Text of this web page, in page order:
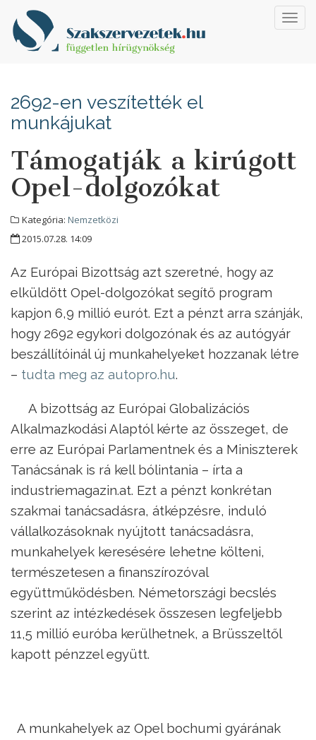
2692-en veszítették el
munkájukat
Támogatják a kirúgott
Opel-dolgozókat
Kategória: Nemzetközi
2015.07.28. 14:09
Az Európai Bizottság azt szeretné, hogy az
elküldött Opel-dolgozókat segítő program
kapjon 6,9 millió eurót. Ezt a pénzt arra szánják,
hogy 2692 egykori dolgozónak és az autógyár
beszállítóinál új munkahelyeket hozzanak létre
– tudta meg az autopro.hu.
A bizottság az Európai Globalizációs
Alkalmazkodási Alaptól kérte az összeget, de
erre az Európai Parlamentnek és a Miniszterek
Tanácsának is rá kell bólintania – írta a
industriemagazin.at. Ezt a pénzt konkrétan
szakmai tanácsadásra, átképzésre, induló
vállalkozásoknak nyújtott tanácsadásra,
munkahelyek keresésére lehetne költeni,
természetesen a finanszírozóval
együttműködésben. Németországi becslés
szerint az intézkedések összesen legfeljebb
11,5 millió euróba kerülhetnek, a Brüsszeltől
kapott pénzzel együtt.
A munkahelyek az Opel bochumi gyárának